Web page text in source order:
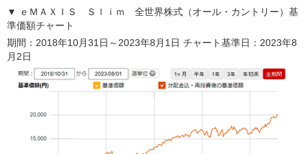
▼ ｅＭＡＸＩＳ Ｓｌｉｍ 全世界株式（オール・カントリー）基
準価額チャート
期間：2018年10月31日～2023年8月1日 チャート基準日：2023年8
月2日